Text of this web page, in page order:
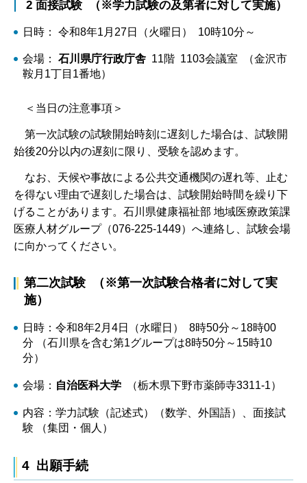
2 面接試験 （※学力試験の及第者に対して実施）
日時： 令和8年1月27日（火曜日） 10時10分～
会場： 石川県庁行政庁舎11階 1103会議室 （金沢市
鞍月1丁目1番地）
＜当日の注意事項＞
第一次試験の試験開始時刻に遅刻した場合は、試験開
始後20分以内の遅刻に限り、受験を認めます。
なお、天候や事故による公共交通機関の遅れ等、止む
を得ない理由で遅刻した場合は、試験開始時間を繰り下
げることがあります。石川県健康福祉部 地域医療政策課
医療人材グループ（076-225-1449）へ連絡し、試験会場
に向かってください。
第二次試験 （※第一次試験合格者に対して実
施）
日時：令和8年2月4日（水曜日） 8時50分～18時00
分 （石川県を含む第1グループは8時50分～15時10
分）
会場： 自治医科大学（栃木県下野市薬師寺3311-1）
内容：学力試験（記述式）（数学、外国語）、面接試
験 （集団・個人）
4 出願手続